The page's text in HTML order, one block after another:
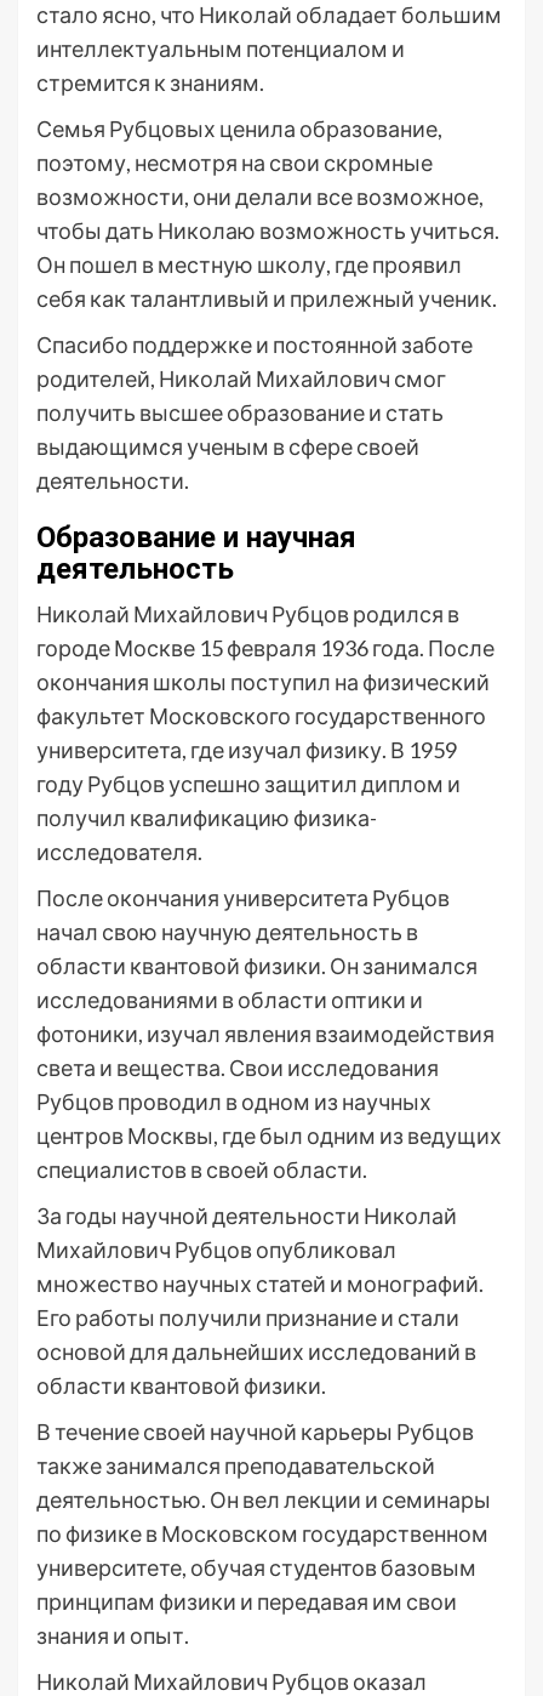
стало ясно, что Николай обладает большим
интеллектуальным потенциалом и
стремится к знаниям.
Семья Рубцовых ценила образование,
поэтому, несмотря на свои скромные
возможности, они делали все возможное,
чтобы дать Николаю возможность учиться.
Он пошел в местную школу, где проявил
себя как талантливый и прилежный ученик.
Спасибо поддержке и постоянной заботе
родителей, Николай Михайлович смог
получить высшее образование и стать
выдающимся ученым в сфере своей
деятельности.
Образование и научная
деятельность
Николай Михайлович Рубцов родился в
городе Москве 15 февраля 1936 года. После
окончания школы поступил на физический
факультет Московского государственного
университета, где изучал физику. В 1959
году Рубцов успешно защитил диплом и
получил квалификацию физика-
исследователя.
После окончания университета Рубцов
начал свою научную деятельность в
области квантовой физики. Он занимался
исследованиями в области оптики и
фотоники, изучал явления взаимодействия
света и вещества. Свои исследования
Рубцов проводил в одном из научных
центров Москвы, где был одним из ведущих
специалистов в своей области.
За годы научной деятельности Николай
Михайлович Рубцов опубликовал
множество научных статей и монографий.
Его работы получили признание и стали
основой для дальнейших исследований в
области квантовой физики.
В течение своей научной карьеры Рубцов
также занимался преподавательской
деятельностью. Он вел лекции и семинары
по физике в Московском государственном
университете, обучая студентов базовым
принципам физики и передавая им свои
знания и опыт.
Николай Михайлович Рубцов оказал